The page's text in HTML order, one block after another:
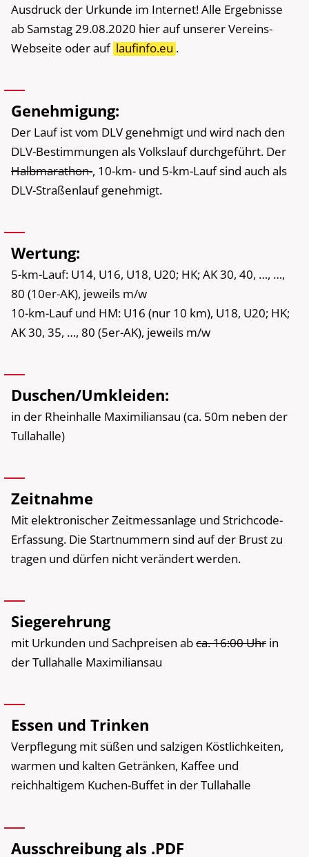
Ausdruck der Urkunde im Internet! Alle Ergebnisse
ab Samstag 29.08.2020 hier auf unserer Vereins-
Webseite oder auf laufinfo.eu .
Genehmigung:
Der Lauf ist vom DLV genehmigt und wird nach den
DLV-Bestimmungen als Volkslauf durchgeführt. Der
Halbmarathon-, 10-km- und 5-km-Lauf sind auch als
DLV-Straßenlauf genehmigt.
Wertung:
5-km-Lauf: U14, U16, U18, U20; HK; AK 30, 40, …, …,
80 (10er-AK), jeweils m/w
10-km-Lauf und HM: U16 (nur 10 km), U18, U20; HK;
AK 30, 35, …, 80 (5er-AK), jeweils m/w
Duschen/Umkleiden:
in der Rheinhalle Maximiliansau (ca. 50m neben der
Tullahalle)
Zeitnahme
Mit elektronischer Zeitmessanlage und Strichcode-
Erfassung. Die Startnummern sind auf der Brust zu
tragen und dürfen nicht verändert werden.
Siegerehrung
mit Urkunden und Sachpreisen abca. 16:00 Uhr in
der Tullahalle Maximiliansau
Essen und Trinken
Verpflegung mit süßen und salzigen Köstlichkeiten,
warmen und kalten Getränken, Kaffee und
reichhaltigem Kuchen-Buffet in der Tullahalle
Ausschreibung als .PDF